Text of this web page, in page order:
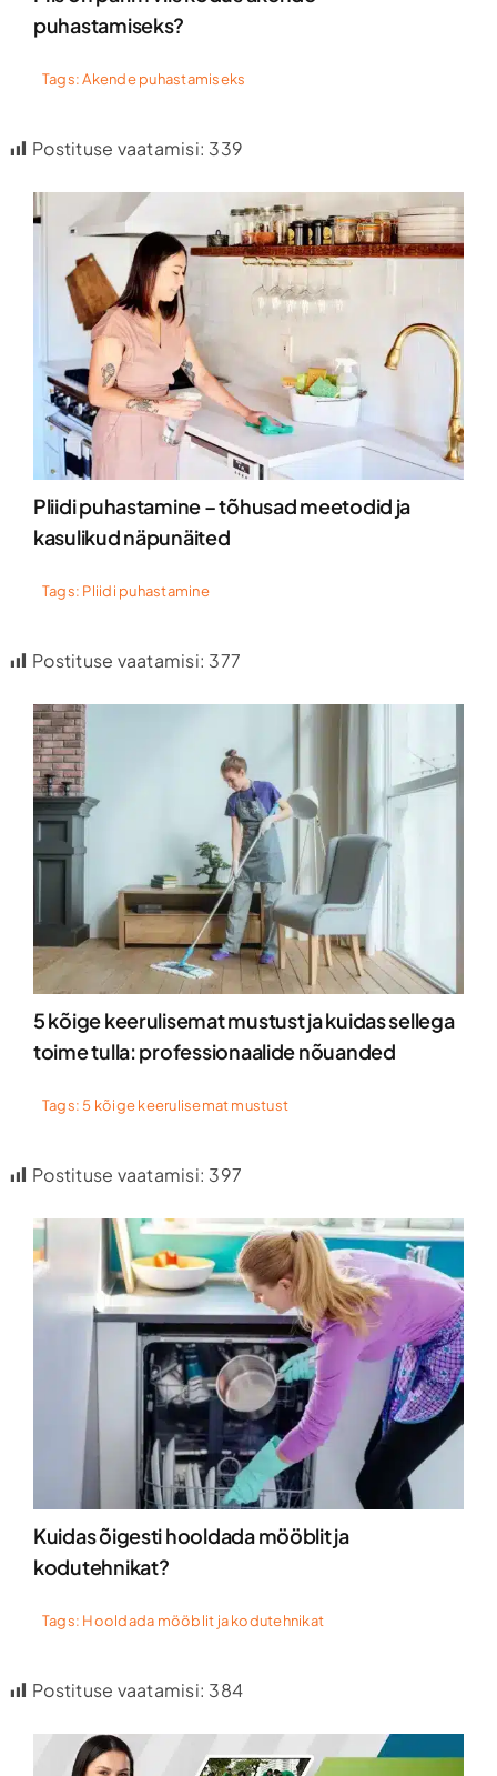
puhastamiseks?
Tags:Akende puhastamiseks
Postituse vaatamisi: 339
Pliidi puhastamine – tõhusad meetodid ja
kasulikud näpunäited
Tags: Pliidi puhastamine
Postituse vaatamisi: 377
5 kõige keerulisemat mustust ja kuidas sellega
toime tulla: professionaalide nõuanded
Tags: 5 kõige keerulisemat mustust
Postituse vaatamisi: 397
Kuidas õigesti hooldada mööblit ja
kodutehnikat?
Tags: Hooldada mööblit ja kodutehnikat
Postituse vaatamisi: 384